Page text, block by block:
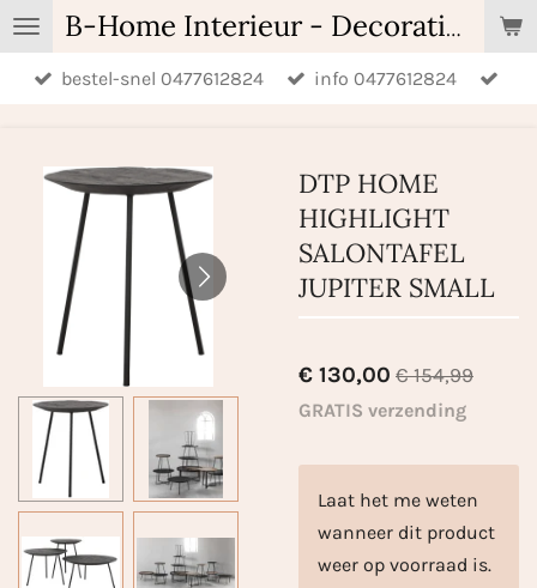
Ga
direct
naar
B-Home Interieur - Decoratie & Geschenken - Geurartikelen
bestel-snel 0477612824 info 0477612824
DTP HOME
HIGHLIGHT
SALONTAFEL
JUPITER SMALL
€ 130,00 € 154,99
GRATIS verzending
Laat het me weten
wanneer dit product
weer op voorraad is.